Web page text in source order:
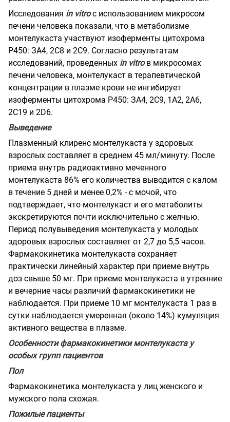
Исследования in vitroс использованием микросом
печени человека показали, что в метаболизме
монтелукаста участвуют изоферменты цитохрома
Р450: ЗА4, 2С8 и 2С9. Согласно результатам
исследований, проведенных in vitroв микросомах
печени человека, монтелукаст в терапевтической
концентрации в плазме крови не ингибирует
изоферменты цитохрома Р450: ЗА4, 2С9, 1А2, 2А6,
2С19 и 2D6.
Выведение
Плазменный клиренс монтелукаста у здоровых
взрослых составляет в среднем 45 мл/минуту. После
приема внутрь радиоактивно меченного
монтелукаста 86% его количества выводится с калом
в течение 5 дней и менее 0,2% - с мочой, что
подтверждает, что монтелукаст и его метаболиты
экскретируются почти исключительно с желчью.
Период полувыведения монтелукаста у молодых
здоровых взрослых составляет от 2,7 до 5,5 часов.
Фармакокинетика монтелукаста сохраняет
практически линейный характер при приеме внутрь
доз свыше 50 мг. При приеме монтелукаста в утренние
и вечерние часы различий фармакокинетики не
наблюдается. При приеме 10 мг монтелукаста 1 раз в
сутки наблюдается умеренная (около 14%) кумуляция
активного вещества в плазме.
Особенности фармакокинетики монтелукаста у
особых групп пациентов
Пол
Фармакокинетика монтелукаста у лиц женского и
мужского пола схожая.
Пожилые пациенты